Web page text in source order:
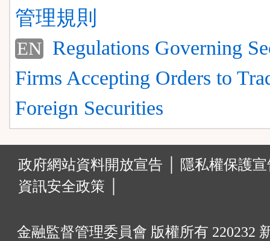
管理規則
EN Regulations Governing
Firms Accepting Orders to
Foreign Securities
政府網站資料開放宣告 │
隱私權保護
資訊安全政策 │
金融監督管理委員會 版權所有 220232